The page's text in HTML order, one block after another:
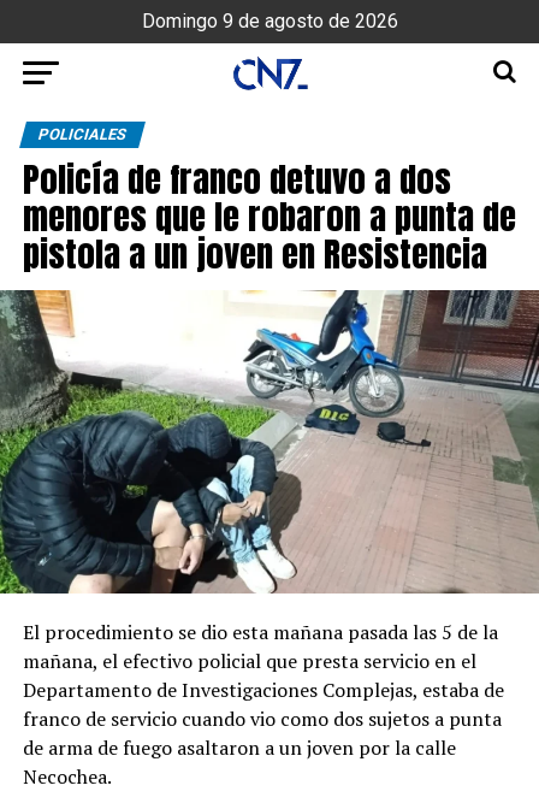
Domingo 9 de agosto de 2026
POLICIALES
Policía de franco detuvo a dos
menores que le robaron a punta de
pistola a un joven en Resistencia
El procedimiento se dio esta mañana pasada las 5 de la
mañana, el efectivo policial que presta servicio en el
Departamento de Investigaciones Complejas, estaba de
franco de servicio cuando vio como dos sujetos a punta
de arma de fuego asaltaron a un joven por la calle
Necochea.